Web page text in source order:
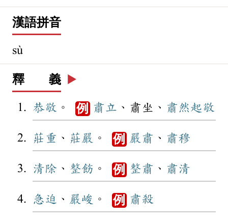
漢語拼音
sù
釋 義 ▶️
恭敬 。 例 肅立 、肅坐、 肅然起敬
莊重 、 莊嚴 。 例 嚴肅 、 肅穆
清除 、 整飭 。 例 整肅 、 肅清
急迫 、 嚴峻 。 例 肅殺